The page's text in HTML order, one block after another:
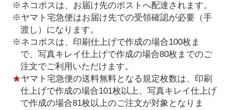
※ネコポスは、お届け先のポストへ配達されます。
※ヤマト宅急便はお届け先での受領確認が必要（手
渡し）になります。
※ネコポスは、印刷仕上げで作成の場合100枚ま
で、写真キレイ仕上げで作成の場合80枚までのご
注文でご利用いただけます。
★ヤマト宅急便の送料無料となる規定枚数は、印刷
仕上げで作成の場合101枚以上、写真キレイ仕上げ
で作成の場合81枚以上のご注文が対象となりま